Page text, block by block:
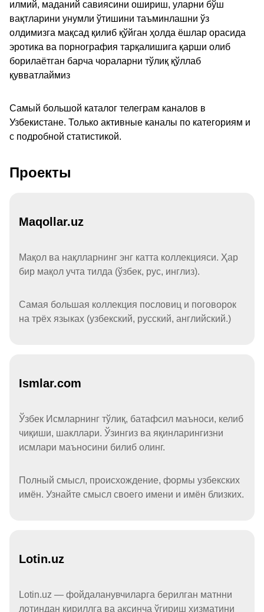
илмий, маданий савиясини ошириш, уларни бўш
вақтларини унумли ўтишини таъминлашни ўз
олдимизга мақсад қилиб қўйган ҳолда ёшлар орасида
эротика ва порнография тарқалишига қарши олиб
борилаётган барча чораларни тўлиқ қўллаб
қувватлаймиз
Самый большой каталог телеграм каналов в
Узбекистане. Только активные каналы по категориям и
с подробной статистикой.
Проекты
Maqollar.uz
Мақол ва нақлларнинг энг катта коллекцияси. Ҳар
бир мақол учта тилда (ўзбек, рус, инглиз).
Самая большая коллекция пословиц и поговорок
на трёх языках (узбекский, русский, английский.)
Ismlar.com
Ўзбек Исмларнинг тўлиқ, батафсил маъноси, келиб
чиқиши, шакллари. Ўзингиз ва яқинларингизни
исмлари маъносини билиб олинг.
Полный смысл, происхождение, формы узбекских
имён. Узнайте смысл своего имени и имён близких.
Lotin.uz
Lotin.uz — фойдаланувчиларга берилган матнни
лотиндан кириллга ва аксинча ўгириш хизматини